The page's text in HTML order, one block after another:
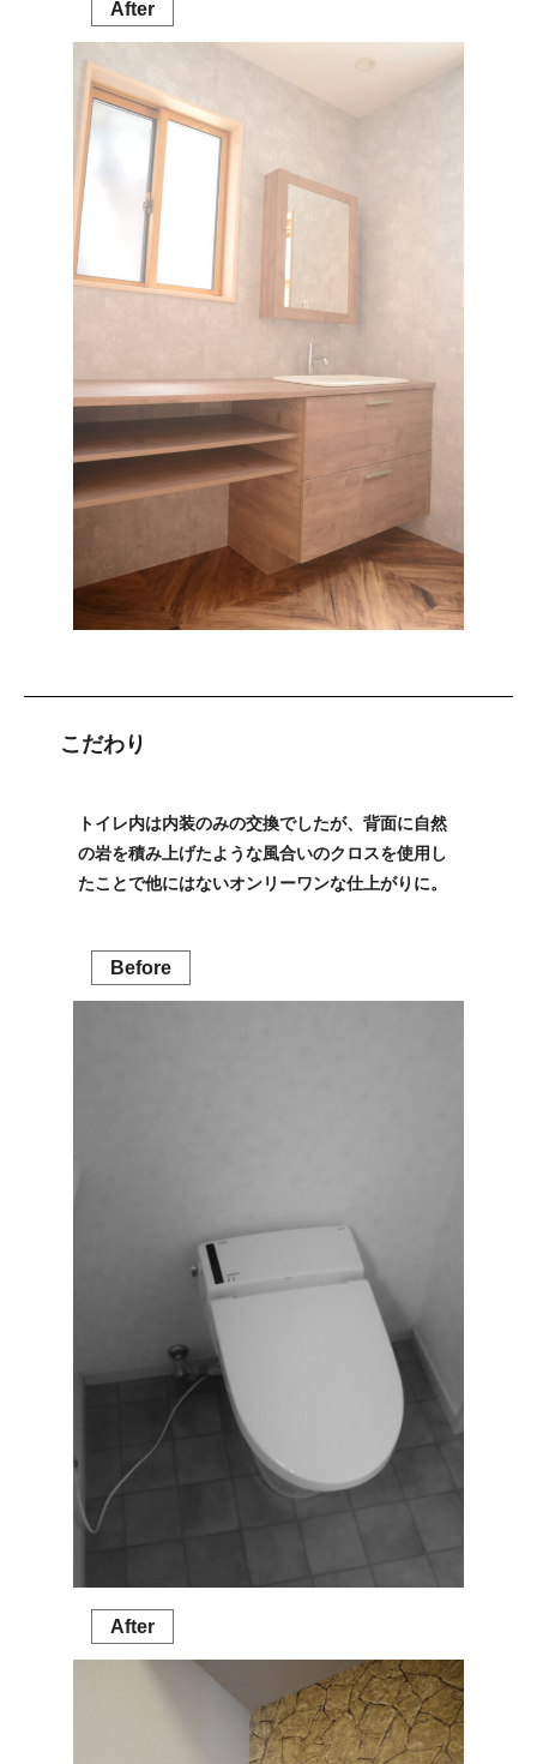
After
こだわり
トイレ内は内装のみの交換でしたが、背面に自然
の岩を積み上げたような風合いのクロスを使用し
たことで他にはないオンリーワンな仕上がりに。
Before
After